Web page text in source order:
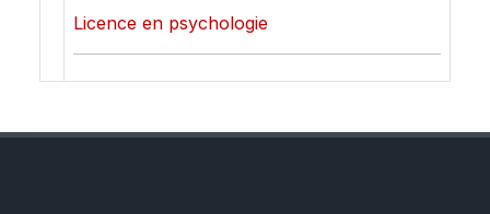
Licence en psychologie